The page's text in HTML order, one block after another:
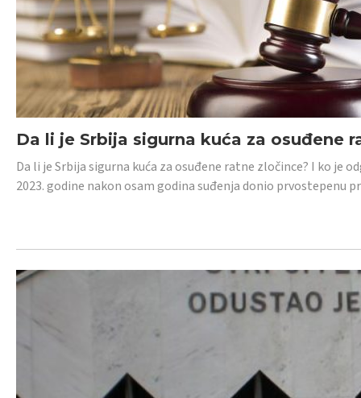
Da li je Srbija sigurna kuća za osuđene
Da li je Srbija sigurna kuća za osuđene ratne zločince? I ko je
2023. godine nakon osam godina suđenja donio prvostepenu